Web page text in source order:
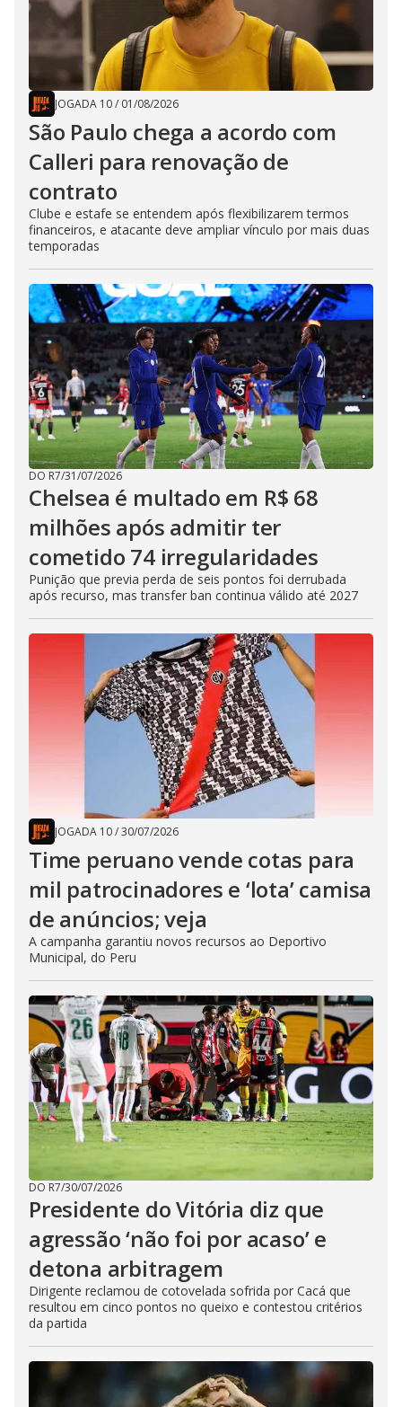
JOGADA 10/ 01/08/2026
São Paulo chega a acordo com
Calleri para renovação de
contrato
Clube e estafe se entendem após flexibilizarem termos
financeiros, e atacante deve ampliar vínculo por mais duas
temporadas
DO R7/31/07/2026
Chelsea é multado em R$ 68
milhões após admitir ter
cometido 74 irregularidades
Punição que previa perda de seis pontos foi derrubada
após recurso, mas transfer ban continua válido até 2027
JOGADA 10/30/07/2026
Time peruano vende cotas para
mil patrocinadores e ‘lota’ camisa
de anúncios; veja
A campanha garantiu novos recursos ao Deportivo
Municipal, do Peru
DO R7/30/07/2026
Presidente do Vitória diz que
agressão ‘não foi por acaso’ e
detona arbitragem
Dirigente reclamou de cotovelada sofrida por Cacá que
resultou em cinco pontos no queixo e contestou critérios
da partida